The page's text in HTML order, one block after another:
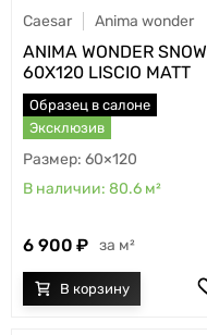
Caesar Anima wonder
ANIMA WONDER SNOW
60X120 LISCIO MATT
Образец в салоне
Эксклюзив
60×120
80.6 м²
6 900 м²